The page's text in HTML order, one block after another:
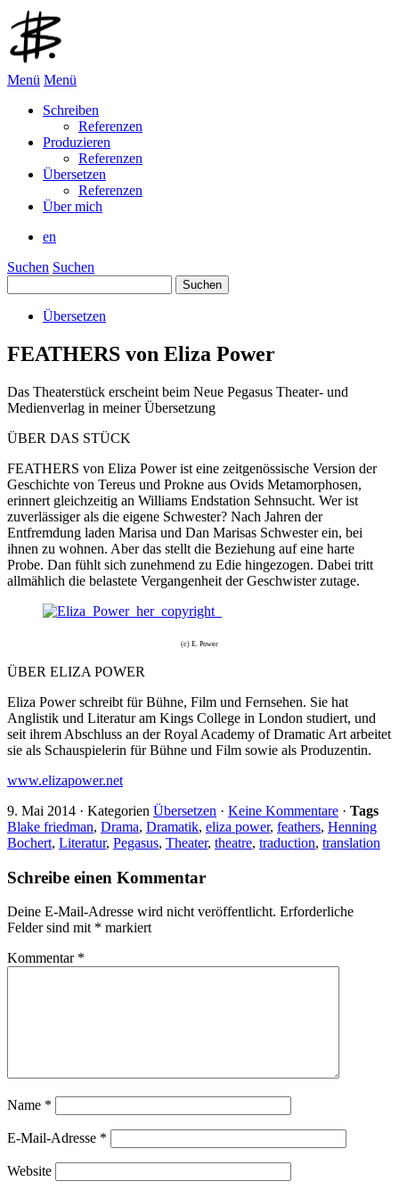
Menü Menü
Schreiben
Referenzen
Produzieren
Referenzen
Übersetzen
Referenzen
Über mich
en
Suchen Suchen
nach:
Übersetzen
FEATHERS von Eliza Power
Das Theaterstück erscheint beim Neue Pegasus Theater- und
Medienverlag in meiner Übersetzung
ÜBER DAS STÜCK
FEATHERS von Eliza Power ist eine zeitgenössische Version der
Geschichte von Tereus und Prokne aus Ovids Metamorphosen,
erinnert gleichzeitig an Williams Endstation Sehnsucht. Wer ist
zuverlässiger als die eigene Schwester? Nach Jahren der
Entfremdung laden Marisa und Dan Marisas Schwester ein, bei
ihnen zu wohnen. Aber das stellt die Beziehung auf eine harte
Probe. Dan fühlt sich zunehmend zu Edie hingezogen. Dabei tritt
allmählich die belastete Vergangenheit der Geschwister zutage.
(c) E. Power
ÜBER ELIZA POWER
Eliza Power schreibt für Bühne, Film und Fernsehen. Sie hat
Anglistik und Literatur am Kings College in London studiert, und
seit ihrem Abschluss an der Royal Academy of Dramatic Art arbeitet
sie als Schauspielerin für Bühne und Film sowie als Produzentin.
www.elizapower.net
9. Mai 2014 · Kategorien Übersetzen · Keine Kommentare · Tags
Blake friedman, Drama, Dramatik, eliza power, feathers, Henning
Bochert, Literatur, Pegasus, Theater, theatre, traduction, translation
Schreibe einen Kommentar
Deine E-Mail-Adresse wird nicht veröffentlicht. Erforderliche
Felder sind mit * markiert
Kommentar *
Name *
E-Mail-Adresse *
Website